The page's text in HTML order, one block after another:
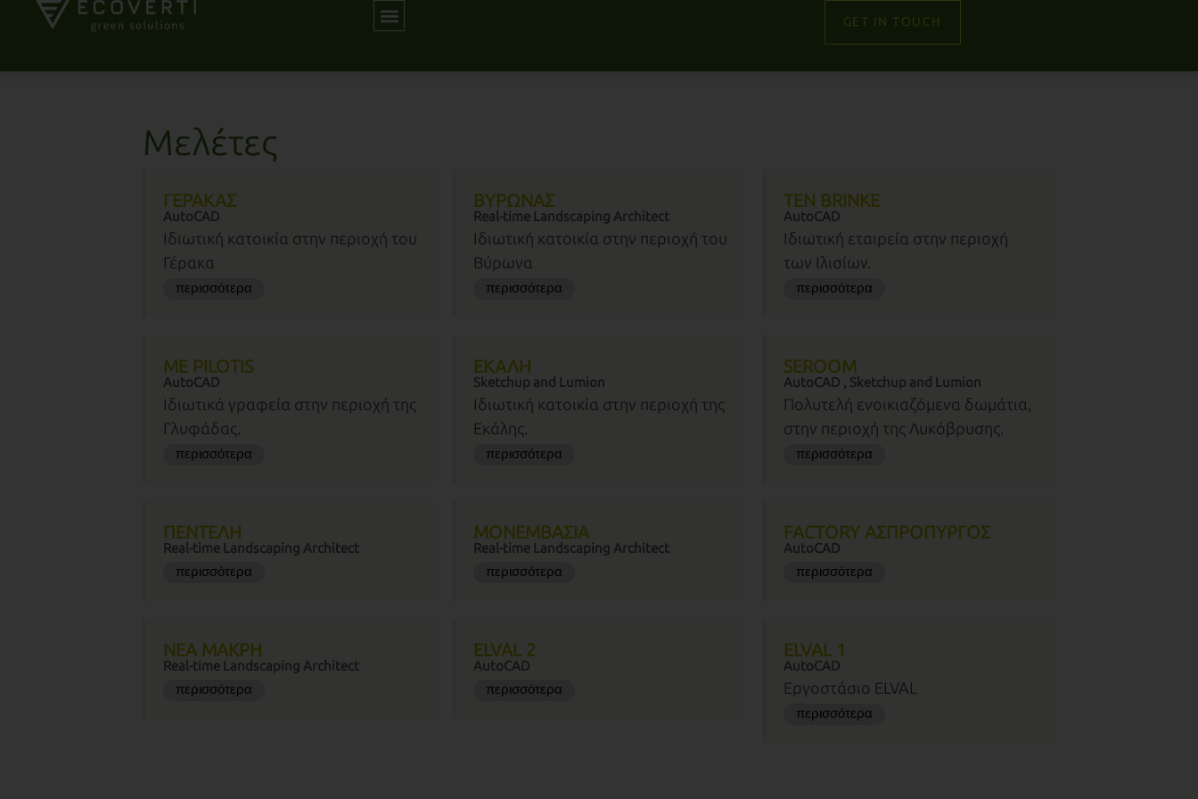
GET IN TOUCH
Μελέτες
ΓΕΡΑΚΑΣ
AutoCAD
Ιδιωτική κατοικία στην περιοχή του
Γέρακα
περισσότερα
ΒΥΡΩΝΑΣ
Real-time Landscaping Architect
Ιδιωτική κατοικία στην περιοχή του
Βύρωνα
περισσότερα
TEN BRINKE
AutoCAD
Ιδιωτική εταιρεία στην περιοχή
των Ιλισίων.
περισσότερα
ME PILOTIS
AutoCAD
Ιδιωτικά γραφεία στην περιοχή της
Γλυφάδας.
περισσότερα
ΕΚΑΛΗ
Sketchup and Lumion
Ιδιωτική κατοικία στην περιοχή της
Εκάλης.
περισσότερα
SEROOM
AutoCAD , Sketchup and Lumion
Πολυτελή ενοικιαζόμενα δωμάτια,
στην περιοχή της Λυκόβρυσης.
περισσότερα
ΠΕΝΤΕΛΗ
Real-time Landscaping Architect
περισσότερα
ΜΟΝΕΜΒΑΣΙΑ
Real-time Landscaping Architect
περισσότερα
FACTORY ΑΣΠΡΟΠΥΡΓΟΣ
AutoCAD
περισσότερα
ΝΕΑ ΜΑΚΡΗ
Real-time Landscaping Architect
περισσότερα
ELVAL 2
AutoCAD
περισσότερα
ELVAL 1
AutoCAD
Εργοστάσιο ELVAL
περισσότερα